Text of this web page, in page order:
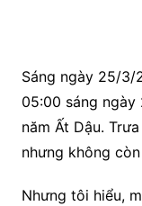
Sáng ngày 25/3/
05:00 sáng
năm Ất Dậu.
nhưng không
Nhưng tôi hiểu,